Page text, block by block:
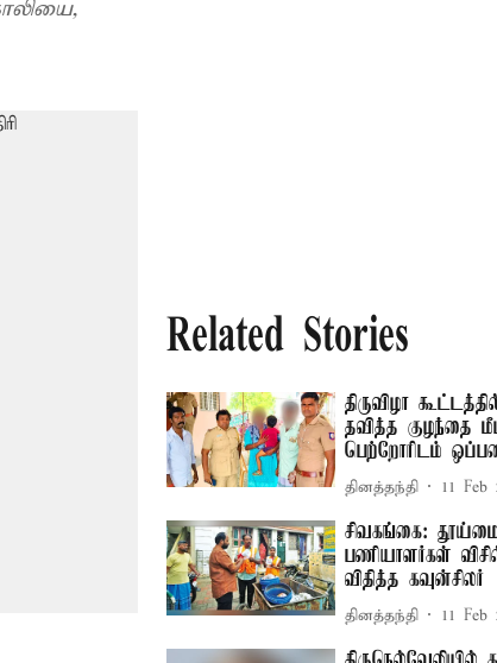
Related Stories
திருவிழா
தவித்த குழந்தை
பெற்றோரிடம்
தினத்தந்தி 11 Feb
சிவகங்கை: தூய்மை
பணியாளர்கள்
விதித்த கவுன்சிலர்
தினத்தந்தி 11 Feb